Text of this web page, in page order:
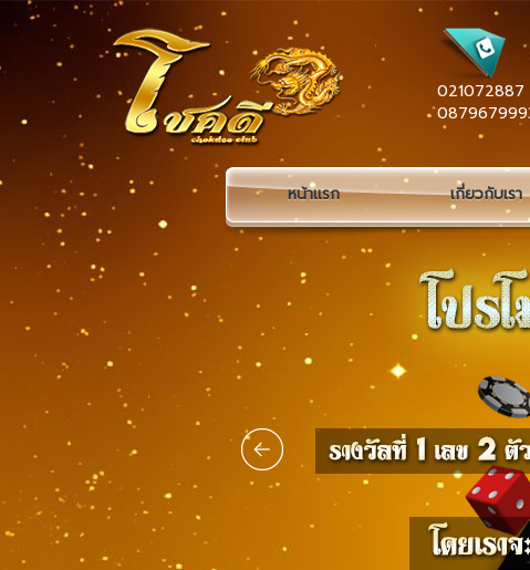
หน้าแรก เกี่ยวกับเรา